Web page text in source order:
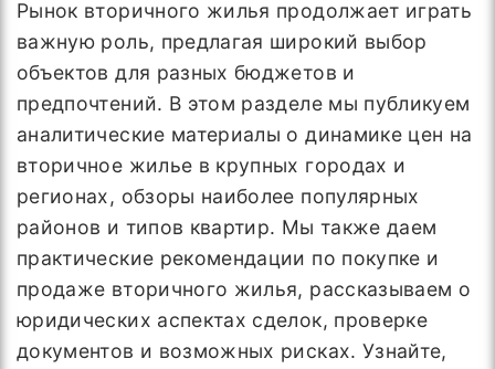
Рынок вторичного жилья продолжает играть
важную роль, предлагая широкий выбор
объектов для разных бюджетов и
предпочтений. В этом разделе мы публикуем
аналитические материалы о динамике цен на
вторичное жилье в крупных городах и
регионах, обзоры наиболее популярных
районов и типов квартир. Мы также даем
практические рекомендации по покупке и
продаже вторичного жилья, рассказываем о
юридических аспектах сделок, проверке
документов и возможных рисках. Узнайте,